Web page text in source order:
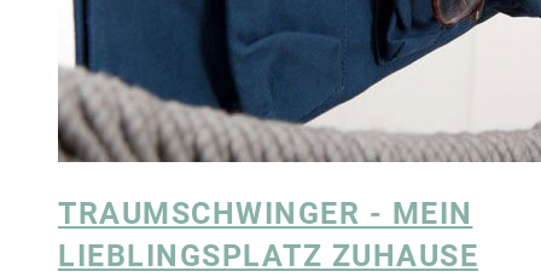
TRAUMSCHWINGER - MEIN
LIEBLINGSPLATZ ZUHAUSE